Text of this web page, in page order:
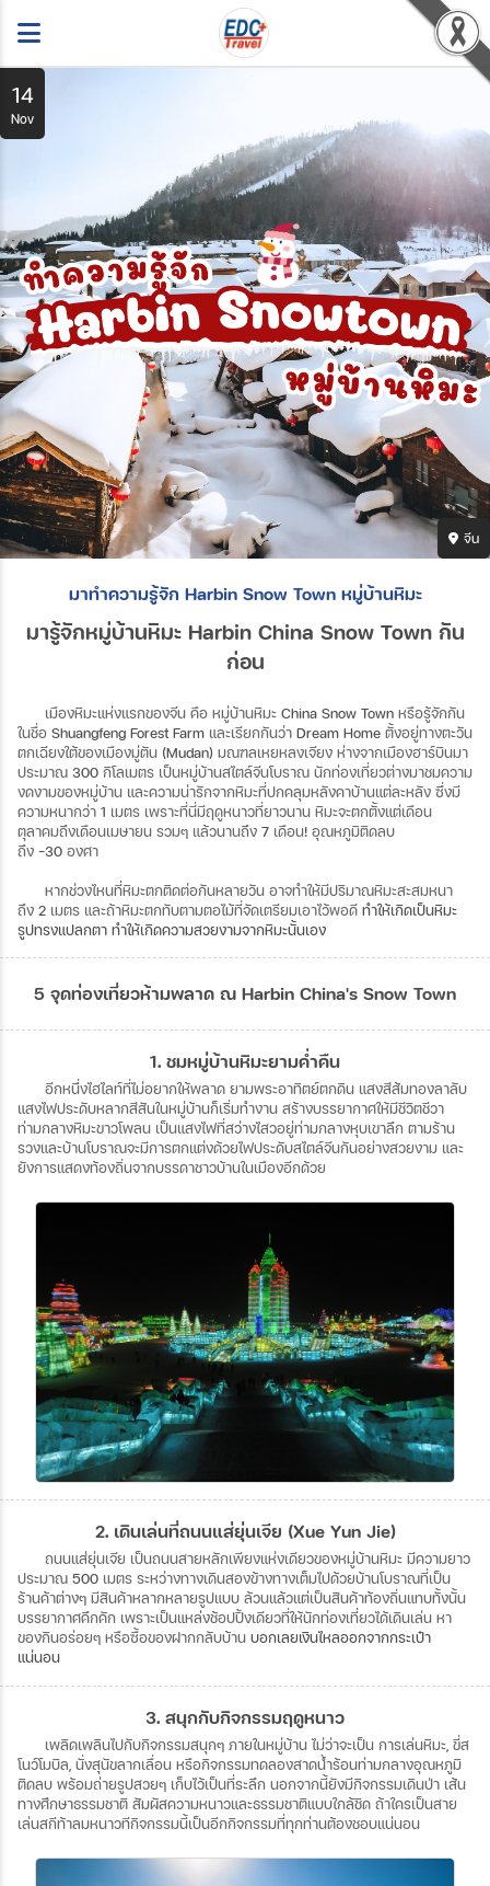
14
Nov
จีน
มาทำความรู้จัก Harbin Snow Town หมู่บ้านหิมะ
มารู้จักหมู่บ้านหิมะHarbin China Snow Town กัน
ก่อน
เมืองหิมะแห่งแรกของจีน คือ หมู่บ้านหิมะ China Snow Town หรือรู้จักกัน
ในชื่อ Shuangfeng Forest Farm และเรียกกันว่า Dream Home ตั้งอยู่ทางตะวัน
ตกเฉียงใต้ของเมืองมู่ตัน (Mudan) มณฑลเหยหลงเจียง ห่างจากเมืองฮาร์บินมา
ประมาณ 300 กิโลเมตร เป็นหมู่บ้านสไตล์จีนโบราณ นักท่องเที่ยวต่างมาชมความ
งดงามของหมู่บ้าน และความน่ารักจากหิมะที่ปกคลุมหลังคาบ้านแต่ละหลัง ซึ่งมี
ความหนากว่า 1 เมตร เพราะที่นี่มีฤดูหนาวที่ยาวนาน หิมะจะตกตั้งแต่เดือน
ตุลาคมถึงเดือนเมษายน รวมๆ แล้วนานถึง 7 เดือน! อุณหภูมิติดลบ
ถึง -30 องศา
หากช่วงไหนที่หิมะตกติดต่อกันหลายวัน อาจทำให้มีปริมาณหิมะสะสมหนา
ถึง 2 เมตร และถ้าหิมะตกทับตามตอไม้ที่จัดเตรียมเอาไว้พอดี ทำให้เกิดเป็นหิมะ
รูปทรงแปลกตา ทำให้เกิดความสวยงามจากหิมะนั้นเอง
5 จุดท่องเที่ยวห้ามพลาด ณ Harbin China's Snow Town
1. ชมหมู่บ้านหิมะยามค่ำคืน
อีกหนึ่งไฮไลท์ที่ไม่อยากให้พลาด ยามพระอาทิตย์ตกดิน แสงสีส้มทองลาลับ
แสงไฟประดับหลากสีสันในหมู่บ้านก็เริ่มทำงาน สร้างบรรยากาศให้มีชีวิตชีวา
ท่ามกลางหิมะขาวโพลน เป็นแสงไฟที่สว่างไสวอยู่ท่ามกลางหุบเขาลึก ตามร้าน
รวงและบ้านโบราณจะมีการตกแต่งด้วยไฟประดับสไตล์จีนกันอย่างสวยงาม และ
ยังการแสดงท้องถิ่นจากบรรดาชาวบ้านในเมืองอีกด้วย
2. เดินเล่นที่ถนนแส่ยุ่นเจีย (Xue Yun Jie)
ถนนแส่ยุ่นเจีย เป็นถนนสายหลักเพียงแห่งเดียวของหมู่บ้านหิมะ มีความยาว
ประมาณ 500 เมตร ระหว่างทางเดินสองข้างทางเต็มไปด้วยบ้านโบราณที่เป็น
ร้านค้าต่างๆ มีสินค้าหลากหลายรูปแบบ ล้วนแล้วแต่เป็นสินค้าท้องถิ่นแทบทั้งนั้น
บรรยากาศคึกคัก เพราะเป็นแหล่งช้อปปิ้งเดียวที่ให้นักท่องเที่ยวได้เดินเล่น หา
ของกินอร่อยๆ หรือซื้อของฝากกลับบ้าน บอกเลยเงินไหลออกจากกระเป๋า
แน่นอน
3. สนุกกับกิจกรรมฤดูหนาว
เพลิดเพลินไปกับกิจกรรมสนุกๆ ภายในหมู่บ้าน ไม่ว่าจะเป็น การเล่นหิมะ, ขี่ส
โนว์โมบิล, นั่งสุนัขลากเลื่อน หรือกิจกรรมทดลองสาดน้ำร้อนท่ามกลางอุณหภูมิ
ติดลบ พร้อมถ่ายรูปสวยๆ เก็บไว้เป็นที่ระลึก นอกจากนี้ยังมีกิจกรรมเดินป่า เส้น
ทางศึกษาธรรมชาติ สัมผัสความหนาวและธรรมชาติแบบใกล้ชิด ถ้าใครเป็นสาย
เล่นสกีท้าลมหนาวทีกิจกรรมนี้เป็นอีกกิจกรรมที่ทุกท่านต้องชอบแน่นอน